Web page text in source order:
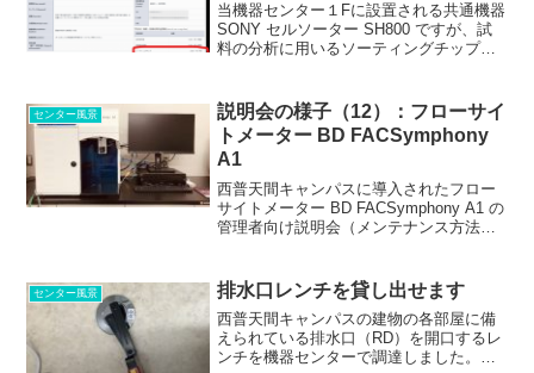
当機器センター１Fに設置される共通機器
SONY セルソーター SH800 ですが、試
料の分析に用いるソーティングチップ
た。 ソーティングチップは、メーカー
からは 40 枚...
センター風景
説明会の様子（12）：フローサイ
トメーター BD FACSymphony
A1
西普天間キャンパスに導入されたフロー
サイトメーター BD FACSymphony A1 の
管理者向け説明会（メンテナンス方法
医学部内から、６名の参加者が聴講しま
した。 ...
センター風景 排水口レンチを貸し出せます
西普天間キャンパスの建物の各部屋に備
えられている排水口（RD）を開口するレ
ンチを機器センターで調達しました。無